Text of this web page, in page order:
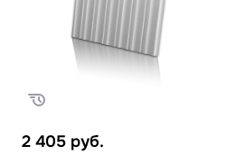
2 405 руб.